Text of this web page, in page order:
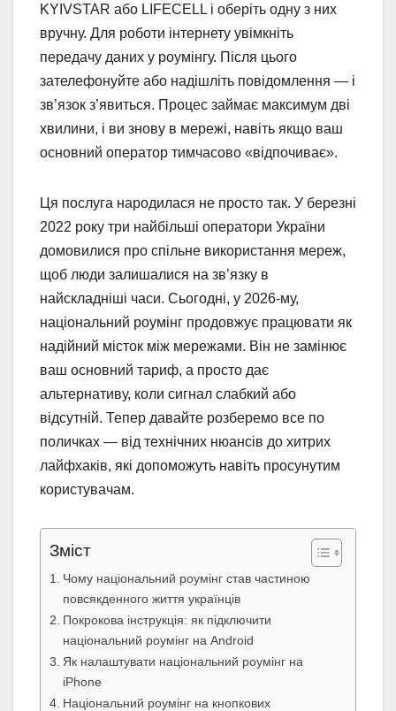
KYIVSTAR або LIFECELL і оберіть одну з них
вручну. Для роботи інтернету увімкніть
передачу даних у роумінгу. Після цього
зателефонуйте або надішліть повідомлення — і
зв’язок з’явиться. Процес займає максимум дві
хвилини, і ви знову в мережі, навіть якщо ваш
основний оператор тимчасово «відпочиває».
Ця послуга народилася не просто так. У березні
2022 року три найбільші оператори України
домовилися про спільне використання мереж,
щоб люди залишалися на зв’язку в
найскладніші часи. Сьогодні, у 2026-му,
національний роумінг продовжує працювати як
надійний місток між мережами. Він не замінює
ваш основний тариф, а просто дає
альтернативу, коли сигнал слабкий або
відсутній. Тепер давайте розберемо все по
поличках — від технічних нюансів до хитрих
лайфхаків, які допоможуть навіть просунутим
користувачам.
Зміст
Чому національний роумінг став частиною
повсякденного життя українців
Покрокова інструкція: як підключити
національний роумінг на Android
Як налаштувати національний роумінг на
iPhone
Національний роумінг на кнопкових